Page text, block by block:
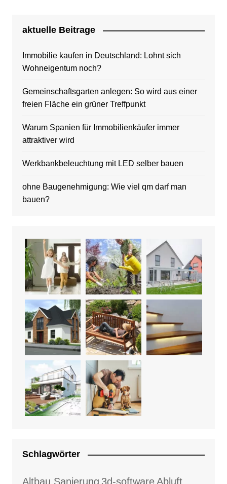
aktuelle Beitrage
Immobilie kaufen in Deutschland: Lohnt sich
Wohneigentum noch?
Gemeinschaftsgarten anlegen: So wird aus einer
freien Fläche ein grüner Treffpunkt
Warum Spanien für Immobilienkäufer immer
attraktiver wird
Werkbankbeleuchtung mit LED selber bauen
ohne Baugenehmigung: Wie viel qm darf man
bauen?
Schlagwörter
Altbau Sanierung 3d-software Abluft